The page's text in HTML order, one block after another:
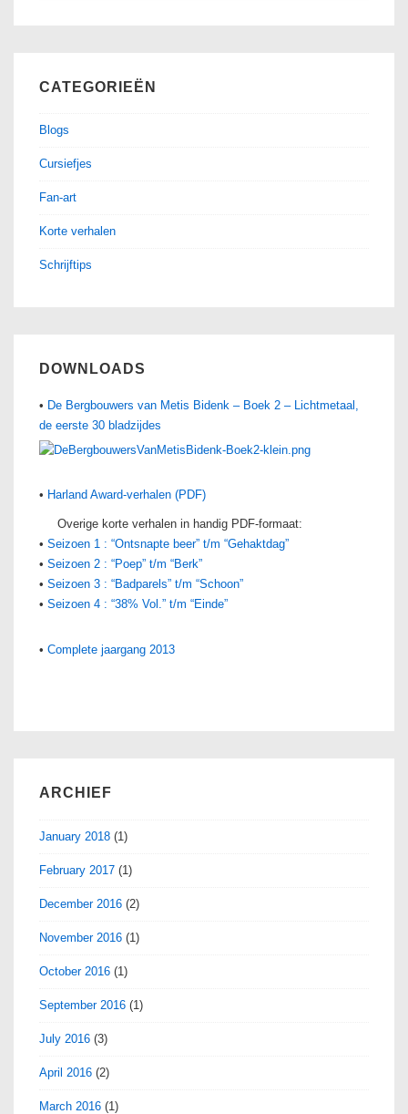
CATEGORIEËN
Blogs
Cursiefjes
Fan-art
Korte verhalen
Schrijftips
DOWNLOADS
• De Bergbouwers van Metis Bidenk – Boek 2 – Lichtmetaal,
de eerste 30 bladzijdes
• Harland Award-verhalen (PDF)
Overige korte verhalen in handig PDF-formaat:
• Seizoen 1 : “Ontsnapte beer” t/m “Gehaktdag”
• Seizoen 2 : “Poep” t/m “Berk”
• Seizoen 3 : “Badparels” t/m “Schoon”
• Seizoen 4 : “38% Vol.” t/m “Einde”
• Complete jaargang 2013
ARCHIEF
January 2018 (1)
February 2017 (1)
December 2016 (2)
November 2016 (1)
October 2016 (1)
September 2016 (1)
July 2016 (3)
April 2016 (2)
March 2016 (1)